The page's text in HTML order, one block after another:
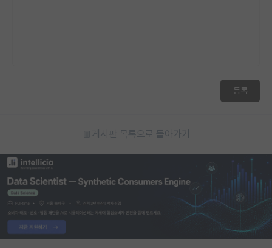
등록
게시판 목록으로 돌아가기